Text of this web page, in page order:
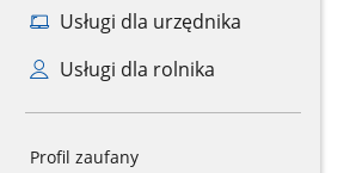
Usługi dla urzędnika
Usługi dla rolnika
Profil zaufany